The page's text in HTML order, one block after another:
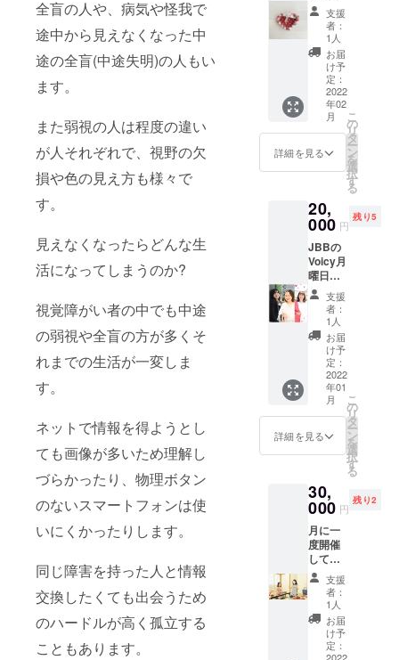
全盲の人や、病気や怪我で
途中から見えなくなった中
途の全盲(中途失明)の人もい
ます。
また弱視の人は程度の違い
が人それぞれで、視野の欠
損や色の見え方も様々で
す。
見えなくなったらどんな生
活になってしまうのか?
視覚障がい者の中でも中途
の弱視や全盲の方が多くそ
れまでの生活が一変しま
す。
ネットで情報を得ようとし
ても画像が多いため理解し
づらかったり、物理ボタン
のないスマートフォンは使
いにくかったりします。
同じ障害を持った人と情報
交換したくても出会うため
のハードルが高く孤立する
こともあります。
ることがあ
ります。
それは「見
えない人が
ネイルをす
るの？」
ネイルは見
本人たちが
ことは難し
そこで大き
な疑問が生
美容の本当
の価値とは
何か？
を着飾るた
めだけのも
のならば、
自分の姿を
見ることが
難しい人た
ちが、なぜ
ネイルを楽
しむのか。
横
10cm×
高さ
4cm ※
オプ
ション
でお色
をお選
び下さ
い。 ※
サイズ
バンド
によっ
ても違
いはあ
りま
す。 ※
デザイ
ンとし
てライ
ンのよ
うな柄
が入る
場合が
ござい
ます。
※制作に
お時間
2022年
2月下旬
してお
りま
す。 ※
発送は
日本国
内に限
定させ
ていた
だきま
れ！ 白
杖ガー
ルが心
を込め
てお作
りいた
しま
す。
ハート
の形が
可愛い
です。
アクセ
やお菓
子など
を入れ
てもお
しゃれ
に見え
ます！
ご自身
でリボ
ンを通
してア
レンジ
しても
イメー
ジが変
わりま
す。 サ
横
12cm×
高さ
4cm ※
オプ
ション
でお色
をお選
び下さ
い。 ※
サイズ
は編む
支援
者：
1人
お届
け予
定：
2022
年02
月
詳細を見る
こ
の
リ
タ
ー
ン
を
選
択
す
る
20,
000 円
残り5
JBBの
Voicy月
曜日の
コー
ナー「A
once in
chance
」の白
杖ガー
ル達が
あなた
をオン
ライン
で突撃
インタ
ビュー
ます！
それは
まるで
有名人
になっ
た気分
であな
たの
ニュー
スを深
掘りさ
せてい
支援
者：
1人
お届
け予
定：
2022
年01
月
詳細を見る
こ
の
リ
タ
ー
ン
を
選
択
す
る
30,
000 円
残り2
月に一
度開催
してい
るクラ
フトバ
ンド
ワーク
(約3時
間)に1
支援
者：
1人
お届
け予
定：